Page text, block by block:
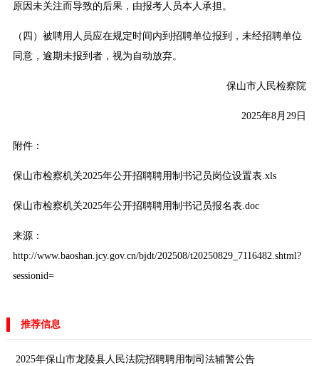
原因未关注而导致的后果，由报考人员本人承担。
（四）被聘用人员应在规定时间内到招聘单位报到，未经招聘单位
同意，逾期未报到者，视为自动放弃。
保山市人民检察院
2025年8月29日
附件：
保山市检察机关2025年公开招聘聘用制书记员岗位设置表.xls
保山市检察机关2025年公开招聘聘用制书记员报名表.doc
来源：
http://www.baoshan.jcy.gov.cn/bjdt/202508/t20250829_7116482.shtml?
sessionid=
推荐信息
2025年保山市龙陵县人民法院招聘聘用制司法辅警公告